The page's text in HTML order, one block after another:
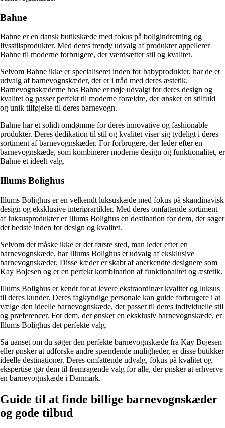
Bahne
Bahne er en dansk butikskæde med fokus på boligindretning og
livsstilsprodukter. Med deres trendy udvalg af produkter appellerer
Bahne til moderne forbrugere, der værdsætter stil og kvalitet.
Selvom Bahne ikke er specialiseret inden for babyprodukter, har de et
udvalg af barnevognskæder, der er i tråd med deres æstetik.
Barnevognskæderne hos Bahne er nøje udvalgt for deres design og
kvalitet og passer perfekt til moderne forældre, der ønsker en stilfuld
og unik tilføjelse til deres barnevogn.
Bahne har et solidt omdømme for deres innovative og fashionable
produkter. Deres dedikation til stil og kvalitet viser sig tydeligt i deres
sortiment af barnevognskæder. For forbrugere, der leder efter en
barnevognskæde, som kombinerer moderne design og funktionalitet, er
Bahne et ideelt valg.
Illums Bolighus
Illums Bolighus er en velkendt luksuskæde med fokus på skandinavisk
design og eksklusive interiørartikler. Med deres omfattende sortiment
af luksusprodukter er Illums Bolighus en destination for dem, der søger
det bedste inden for design og kvalitet.
Selvom det måske ikke er det første sted, man leder efter en
barnevognskæde, har Illums Bolighus et udvalg af eksklusive
barnevognskæder. Disse kæder er skabt af anerkendte designere som
Kay Bojesen og er en perfekt kombination af funktionalitet og æstetik.
Illums Bolighus er kendt for at levere ekstraordinær kvalitet og luksus
til deres kunder. Deres fagkyndige personale kan guide forbrugere i at
vælge den ideelle barnevognskæde, der passer til deres individuelle stil
og præferencer. For dem, der ønsker en eksklusiv barnevognskæde, er
Illums Bolighus det perfekte valg.
Så uanset om du søger den perfekte barnevognskæde fra Kay Bojesen
eller ønsker at udforske andre spændende muligheder, er disse butikker
ideelle destinationer. Deres omfattende udvalg, fokus på kvalitet og
ekspertise gør dem til fremragende valg for alle, der ønsker at erhverve
en barnevognskæde i Danmark.
Guide til at finde billige barnevognskæder
og gode tilbud